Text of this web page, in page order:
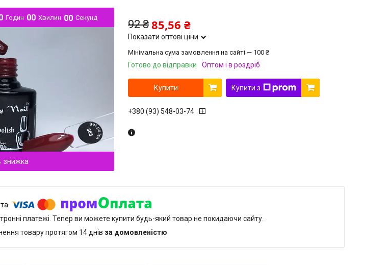
Годин 00 Хвилин 00 Секунд
92 ₴ 85,56 ₴
Показати оптові ціни
Мінімальна сума замовлення на сайті — 100 ₴
Готово до відправки Оптом і в роздріб
Купити Купити з
+380 (93) 548-03-74
платежі. Тепер ви можете купити будь-який товар не покидаючи сайту.
товару протягом 14 днів за домовленістю